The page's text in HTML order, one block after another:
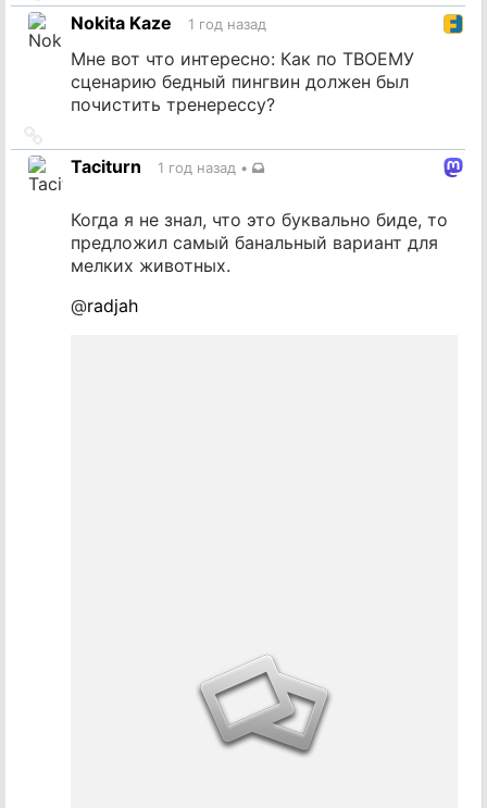
на
источник
Nokita Kaze 1 год назад
Мне вот что интересно: Как по ТВОЕМУ
сценарию бедный пингвин должен был
почистить тренерессу?
на
источник
Taciturn 1 год назад •
Когда я не знал, что это буквально биде, то
предложил самый банальный вариант для
мелких животных.
@radjah